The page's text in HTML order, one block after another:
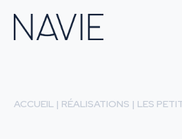
ACCUEIL | RÉALISATIONS | LES